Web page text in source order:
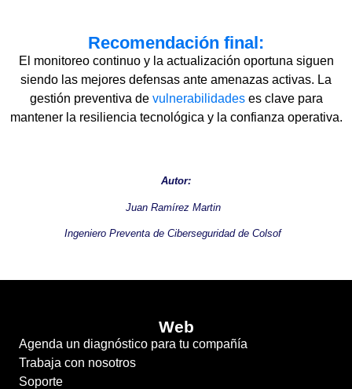
Recomendación final:
El monitoreo continuo y la actualización oportuna siguen
siendo las mejores defensas ante amenazas activas. La
gestión preventiva de vulnerabilidadeses clave para
mantener la resiliencia tecnológica y la confianza operativa.
Autor:
Juan Ramírez Martin
Ingeniero Preventa de Ciberseguridad de Colsof
Web
Agenda un diagnóstico para tu compañía
Trabaja con nosotros
Soporte